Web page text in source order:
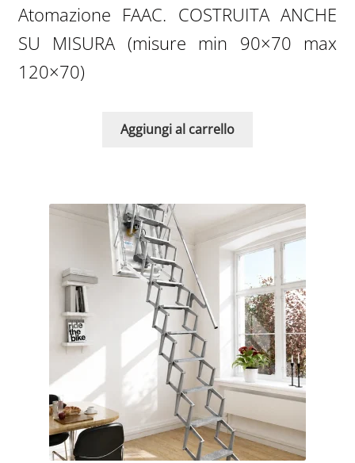
Atomazione FAAC. COSTRUITA ANCHE
SU MISURA (misure min 90×70 max
120×70)
Aggiungi al carrello